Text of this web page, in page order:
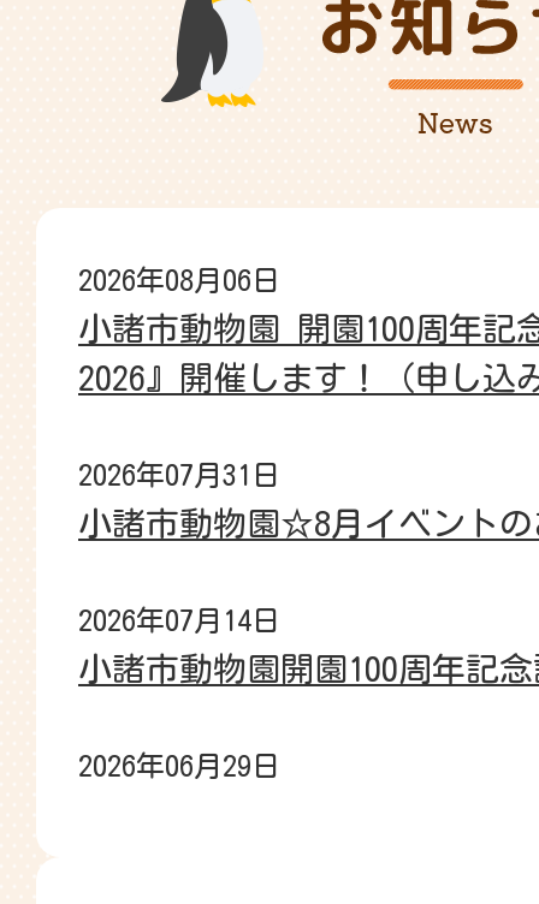
2026年08月06日
小諸市動物園 開園100周年記
2026』開催します！（申し込
2026年07月31日
小諸市動物園☆8月イベント
2026年07月14日
小諸市動物園開園100周年記
2026年06月29日